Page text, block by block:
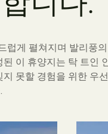
럽게 펼쳐지며 발리풍
이 휴양지는 탁 트인
못할 경험을 위한 우